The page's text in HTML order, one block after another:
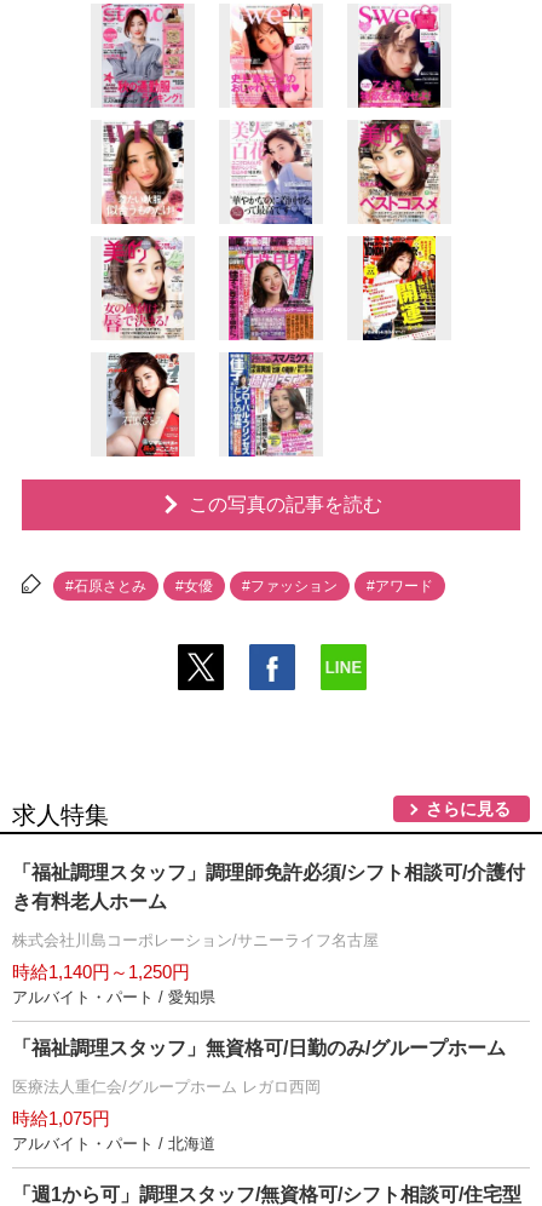
この写真の記事を読む
#石原さとみ #女優 #ファッション #アワード
求人特集 さらに見る
「福祉調理スタッフ」調理師免許必須/シフト相談可/介護付
き有料老人ホーム
株式会社川島コーポレーション/サニーライフ名古屋
時給1,140円～1,250円
アルバイト・パート / 愛知県
「福祉調理スタッフ」無資格可/日勤のみ/グループホーム
医療法人重仁会/グループホーム レガロ西岡
時給1,075円
アルバイト・パート / 北海道
「週1から可」調理スタッフ/無資格可/シフト相談可/住宅型